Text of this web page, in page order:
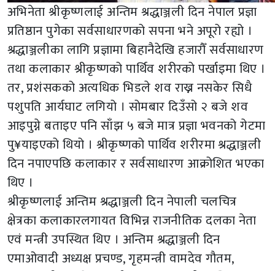
अभिनेता श्रीकृष्णलाई अन्तिम श्रद्धाञ्जली दिन नेपाल प्रज्ञा
प्रतिष्ठान पुगेका सर्वसाधारणको सपना भने अपूरो रह्यो ।
श्रद्धाञ्जलीका लागि प्रज्ञामा बिहानैदेखि हजारौँ सर्वसाधारण
तथा कलाकार श्रीकृष्णको पार्थिव शरीरको पर्खाइमा थिए ।
तर, प्रशंसकको अत्यधिक भिडले शव राख्न नसकेर सिधै
पशुपति आर्यघाट लगियो । सोमबार दिउँसो २ बजे शव
आइपुग्ने बताइए पनि साँझ ५ बजे मात्र प्रज्ञा भवनको गेटमा
पु¥याइएको थियो । श्रीकृष्णको पार्थिव शरीरमा श्रद्धाञ्जली
दिन नपाएपछि कलाकार र सर्वसाधारण आक्रोशित भएका
थिए ।
श्रीकृष्णलाई अन्तिम श्रद्धाञ्जली दिन नेपाली चलचित्र
क्षेत्रका कलाकारलगायत विभिन्न राजनीतिक दलका नेता
एवं मन्त्री उपस्थित थिए । अन्तिम श्रद्धाञ्जली दिन
एमाओवादी अध्यक्ष प्रचण्ड, गृहमन्त्री वामदेव गौतम,